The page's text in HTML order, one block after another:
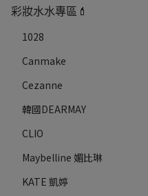
彩妝水水專區💄
1028
Canmake
Cezanne
韓國DEARMAY
CLIO
Maybelline 媚比琳
KATE 凱婷